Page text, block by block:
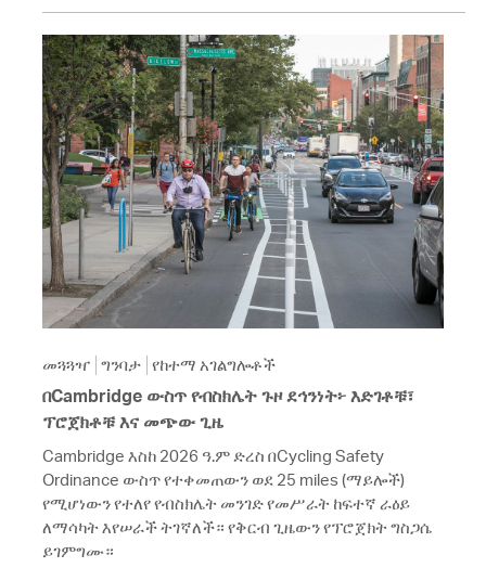
መጓጓዣ ግንባታ የከተማ አገልግሎቶች
በCambridge ውስጥ የብስክሌት ጉዞ ደኅንነት፦ እድገቶቹ፣
ፕሮጀክቶቹ እና መጭው ጊዜ
Cambridge እስከ 2026 ዓ.ም ድረስ በCycling Safety
Ordinance ውስጥ የተቀመጠውን ወደ 25 miles (ማይሎች)
የሚሆነውን የተለየ የብስክሌት መንገድ የመሥራት ከፍተኛ ራዕይ
ለማሳካት እየሠራች ትገኛለች። የቅርብ ጊዜውን የፕሮጀክት ግስጋሴ
ይገምግሙ።